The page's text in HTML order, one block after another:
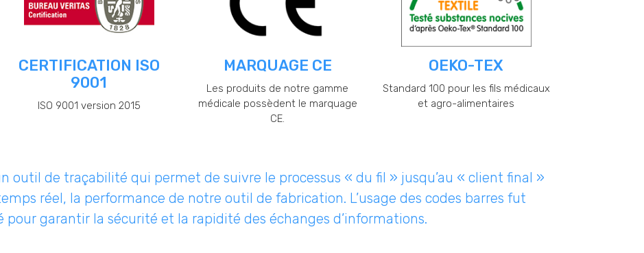
CERTIFICATION ISO
9001
ISO 9001 version 2015
MARQUAGE CE
Les produits de notre gamme
médicale possèdent le marquage
CE.
OEKO-TEX
Standard 100 pour les fils médicaux
et agro-alimentaires
outil de traçabilité qui permet de suivre le processus « du fil » jusqu’au « client final »
réel, la performance de notre outil de fabrication. L’usage des codes barres fut
pour garantir la sécurité et la rapidité des échanges d’informations.